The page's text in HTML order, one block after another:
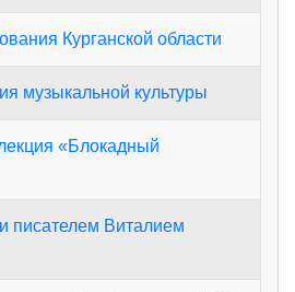
Курганской области
музыкальной культуры
«Блокадный
писателем Виталием